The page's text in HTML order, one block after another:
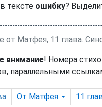
тексте ошибку?
от Матфея, 11 глава.
внимание! Номера
параллельными
От Матфея 11